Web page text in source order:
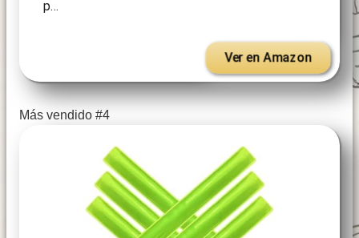
p…
Ver en Amazon
Más vendido #4